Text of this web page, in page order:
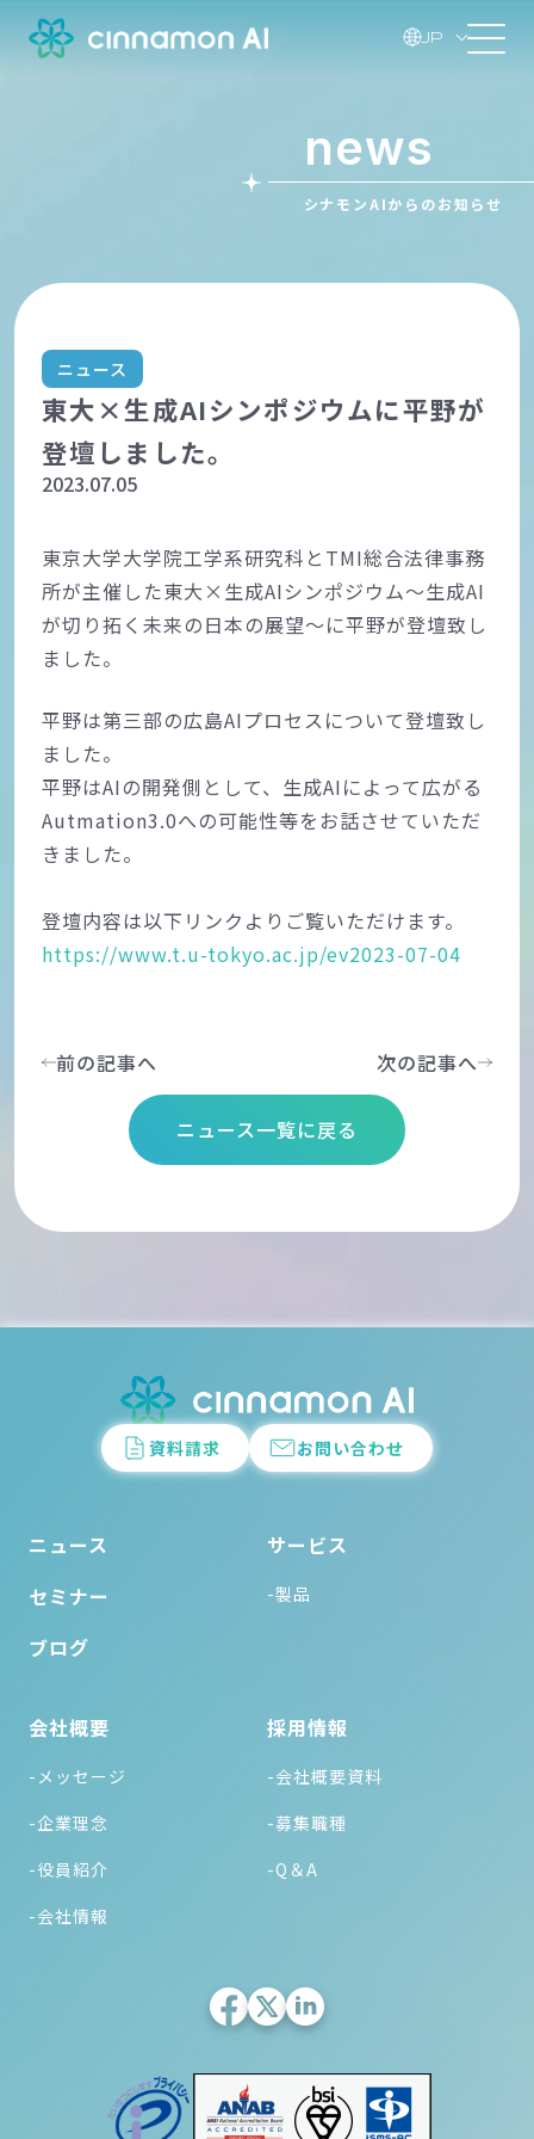
JP
news
シナモンAIからのお知らせ
ニュース
東大×生成AIシンポジウムに平野が
登壇しました。
2023.07.05
東京大学大学院工学系研究科とTMI総合法律事務
所が主催した東大×生成AIシンポジウム～生成AI
が切り拓く未来の日本の展望～に平野が登壇致し
ました。
平野は第三部の広島AIプロセスについて登壇致し
ました。
平野はAIの開発側として、生成AIによって広がる
Autmation3.0への可能性等をお話させていただ
きました。
登壇内容は以下リンクよりご覧いただけます。
https://www.t.u-tokyo.ac.jp/ev2023-07-04
前の記事へ
ニュース一覧に戻る
次の記事へ
資料請求 お問い合わせ
ニュース
セミナー
ブログ
サービス
-製品
会社概要
-メッセージ
-企業理念
-役員紹介
-会社情報
採用情報
-会社概要資料
-募集職種
-Q＆A